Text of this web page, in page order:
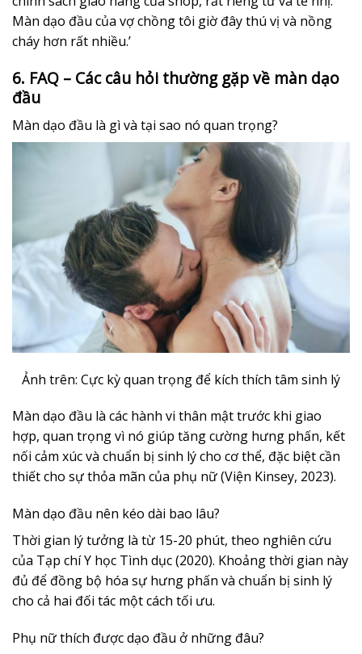
Màn dạo đầu của vợ chồng tôi giờ đây thú vị và nồng
cháy hơn rất nhiều.’
6. FAQ – Các câu hỏi thường gặp về màn dạo
đầu
Màn dạo đầu là gì và tại sao nó quan trọng?
Ảnh trên: Cực kỳ quan trọng để kích thích tâm sinh lý
Màn dạo đầu là các hành vi thân mật trước khi giao
hợp, quan trọng vì nó giúp tăng cường hưng phấn, kết
nối cảm xúc và chuẩn bị sinh lý cho cơ thể, đặc biệt cần
thiết cho sự thỏa mãn của phụ nữ (Viện Kinsey, 2023).
Màn dạo đầu nên kéo dài bao lâu?
Thời gian lý tưởng là từ 15-20 phút, theo nghiên cứu
của Tạp chí Y học Tình dục (2020). Khoảng thời gian này
đủ để đồng bộ hóa sự hưng phấn và chuẩn bị sinh lý
cho cả hai đối tác một cách tối ưu.
Phụ nữ thích được dạo đầu ở những đâu?